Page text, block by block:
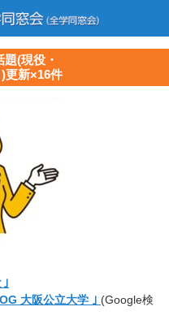
(現役・
×16件
｣
大阪公立大学 ｣ (Google検